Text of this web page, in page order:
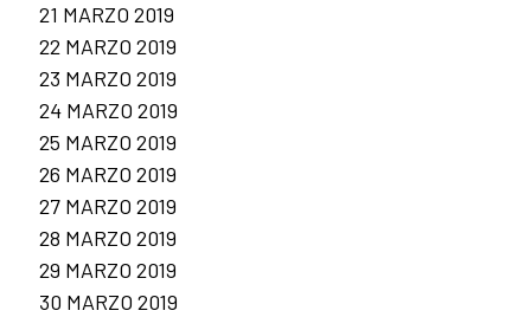
21 MARZO 2019
22 MARZO 2019
23 MARZO 2019
24 MARZO 2019
25 MARZO 2019
26 MARZO 2019
27 MARZO 2019
28 MARZO 2019
29 MARZO 2019
30 MARZO 2019